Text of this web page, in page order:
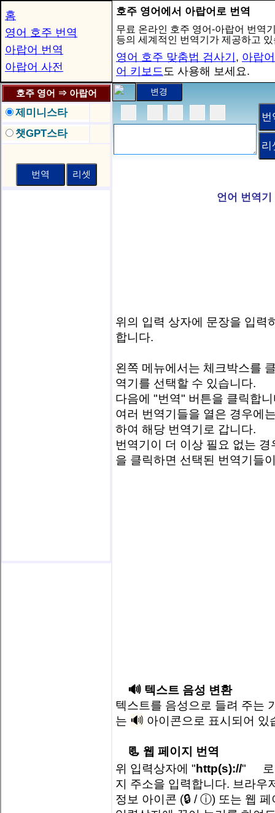
홈
영어 호주 번역
아랍어 번역
아랍어 사전
호주 영어에서 아랍어로 번역
무료 온라인 호주 영어-아랍어 번
등의 세계적인 번역기가 제공하고
영어 호주 맞춤법 검사기 , 아랍
어 키보드도 사용해 보세요.